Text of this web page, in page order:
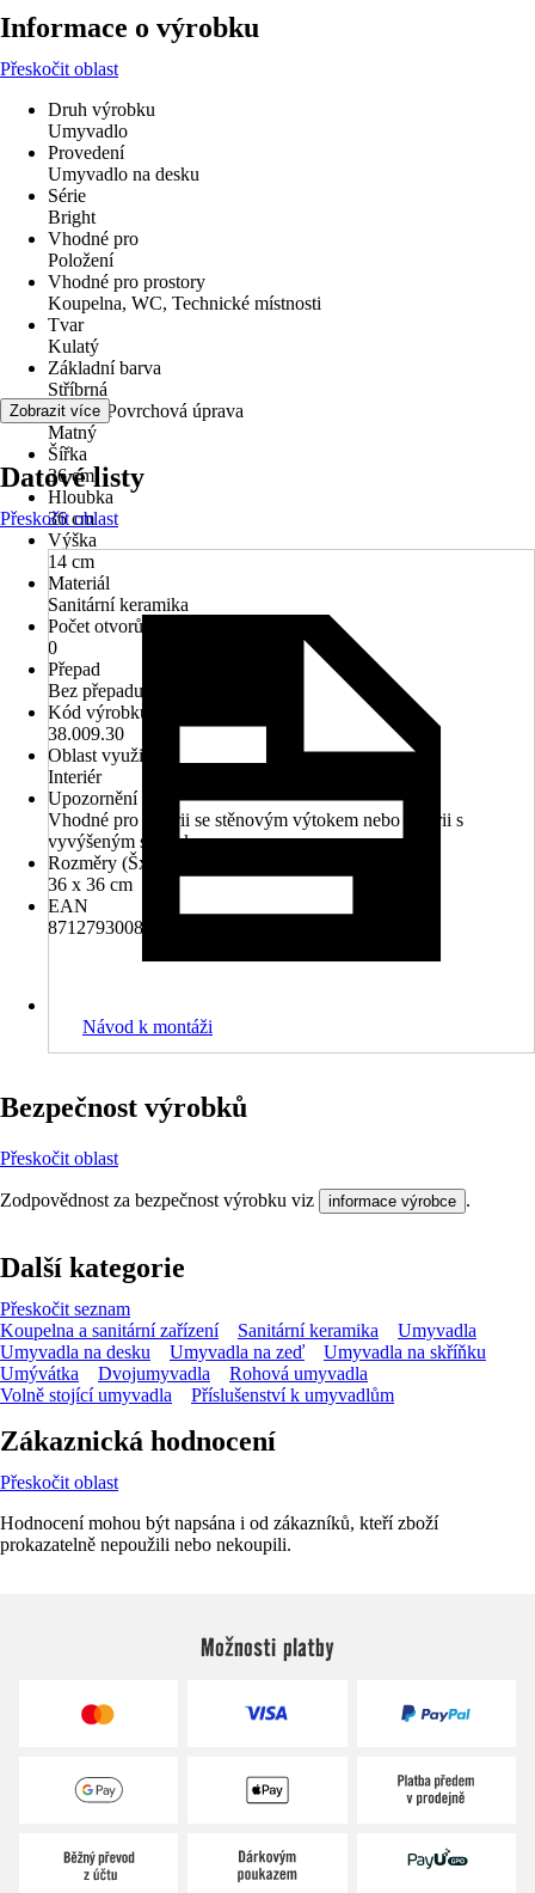
Informace o výrobku
Přeskočit oblast
Druh výrobku
Umyvadlo
Provedení
Umyvadlo na desku
Série
Bright
Vhodné pro
Položení
Vhodné pro prostory
Koupelna, WC, Technické místnosti
Tvar
Kulatý
Základní barva
Stříbrná
Povrch/Povrchová úprava
Matný
Šířka
36 cm
Hloubka
36 cm
Výška
14 cm
Materiál
Sanitární keramika
Počet otvorů na kohout
0
Přepad
Bez přepadu
Kód výrobku
38.009.30
Oblast využití
Interiér
Upozornění
Vhodné pro baterii se stěnovým výtokem nebo baterii s
vyvýšeným stojánkem.
Rozměry (ŠxH)
36 x 36 cm
EAN
8712793008027
Zobrazit více
Datové listy
Přeskočit oblast
Návod k montáži
Bezpečnost výrobků
Přeskočit oblast
Zodpovědnost za bezpečnost výrobku viz informace výrobce .
Další kategorie
Přeskočit seznam
Koupelna a sanitární zařízení
Sanitární keramika
Umyvadla
Umyvadla na desku
Umyvadla na zeď
Umyvadla na skříňku
Umývátka
Dvojumyvadla
Rohová umyvadla
Volně stojící umyvadla
Příslušenství k umyvadlům
Zákaznická hodnocení
Přeskočit oblast
Hodnocení mohou být napsána i od zákazníků, kteří zboží
prokazatelně nepoužili nebo nekoupili.
Možnosti platby